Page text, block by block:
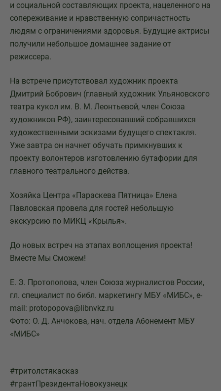
и социальной составляющих проекта, нацеленного на
сопереживание и нравственную сопричастность
людям с ограничениями здоровья. Будущие актрисы
получили небольшое домашнее задание от
режиссера.
На встрече присутствовал художник проекта
Дмитрий Бобрович (главный художник Ульяновского
театра кукол им. В. М. Леонтьевой, член Союза
художников РФ), заинтересовавший собравшихся
художественными эскизами будущего спектакля.
Уже завтра он начнет обучать примкнувших к
проекту волонтеров изготовлению бутафории для
главного театрального действа.
Хозяйка Центра «Параскева Пятница» Елена
Павловская провела для гостей небольшую
экскурсию по МИКЦ «Крылья».
До новых встреч на этапах воплощения проекта!
Вместе Мы Сможем!
Е. Э. Протопопова, член Союза журналистов России,
гл. специалист по библ. маркетингу МБУ «МИБС», e-
mail: protopopova@libnvkz.ru
Фото: О. Д. Анчокова, нач. отдела Абонемент МБУ
«МИБС»
#тритолстякасказ
#грантПрезидентаНовокузнецк